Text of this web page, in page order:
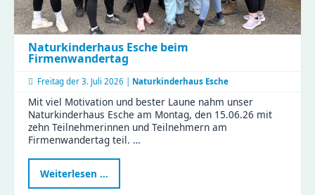
Naturkinderhaus Esche beim
Firmenwandertag
Freitag der 3. Juli 2026 | Naturkinderhaus Esche
Mit viel Motivation und bester Laune nahm unser
Naturkinderhaus Esche am Montag, den 15.06.26 mit
zehn Teilnehmerinnen und Teilnehmern am
Firmenwandertag teil. …
Weiterlesen …
Esche